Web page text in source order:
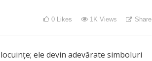
0 Likes 1K Views Share
ele devin adevărate simboluri